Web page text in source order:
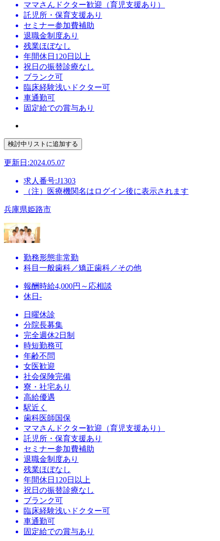
ママさんドクター歓迎（育児支援あり）
託児所・保育支援あり
セミナー参加費補助
退職金制度あり
残業ほぼなし
年間休日120日以上
祝日の振替診療なし
ブランク可
臨床経験浅いドクター可
車通勤可
固定給での賞与あり
更新日:2024.05.07
求人番号:J1303
（注）医療機関名はログイン後に表示されます
兵庫県姫路市
勤務形態非常勤
科目 一般歯科／矯正歯科／その他
報酬時給4,000円～応相談
休日 -
日曜休診
分院長募集
完全週休2日制
時短勤務可
年齢不問
女医歓迎
社会保険完備
寮・社宅あり
高給優遇
駅近く
歯科医師国保
ママさんドクター歓迎（育児支援あり）
託児所・保育支援あり
セミナー参加費補助
退職金制度あり
残業ほぼなし
年間休日120日以上
祝日の振替診療なし
ブランク可
臨床経験浅いドクター可
車通勤可
固定給での賞与あり